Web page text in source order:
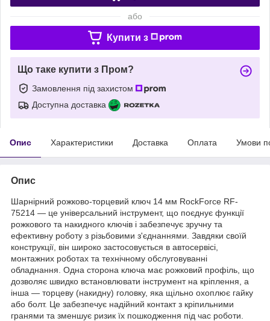
або
Купити з
Що таке купити з Пром?
Замовлення під захистом
Доступна доставка
Опис Характеристики Доставка Оплата Умови
Опис
Шарнірний рожково-торцевий ключ 14 мм RockForce RF-
75214 — це універсальний інструмент, що поєднує функції
рожкового та накидного ключів і забезпечує зручну та
ефективну роботу з різьбовими з'єднаннями. Завдяки своїй
конструкції, він широко застосовується в автосервісі,
монтажних роботах та технічному обслуговуванні
обладнання. Одна сторона ключа має рожковий профіль, що
дозволяє швидко встановлювати інструмент на кріплення, а
інша — торцеву (накидну) головку, яка щільно охоплює гайку
або болт. Це забезпечує надійний контакт з кріпильними
гранями та зменшує ризик їх пошкодження під час роботи.